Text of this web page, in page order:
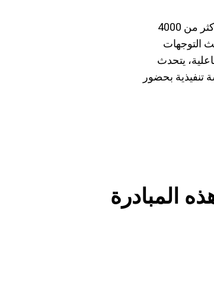
يُذكر أن القمة العالمية للحكومات 2024 تشهد في نسختها الحالية؛ حضور أكثر من 4000
شركة عالمية، لبحث التوجهات
حوارية وتفاعلية، يتحدث
اجتماعاً وزارياً وجلسة تنفيذية بحضور
المبادرة